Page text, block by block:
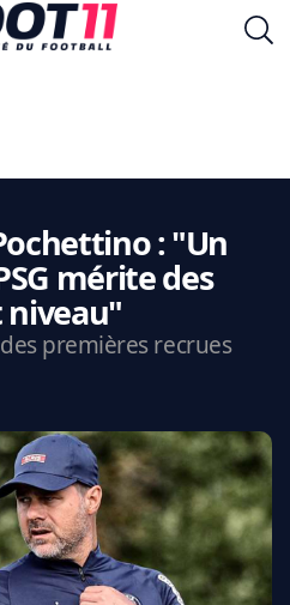
: "Un
mérite des
niveau"
premières recrues